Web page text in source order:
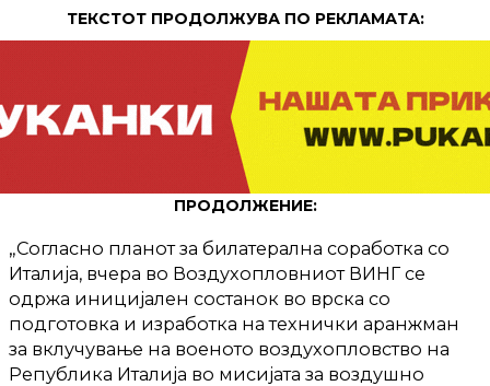
ТЕКСТОТ ПРОДОЛЖУВА ПО РЕКЛАМАТА:
ПРОДОЛЖЕНИЕ:
„Согласно планот за билатерална соработка со
Италија, вчера во Воздухопловниот ВИНГ се
одржа иницијален состанок во врска со
подготовка и изработка на технички аранжман
за вклучување на военото воздухопловство на
Република Италија во мисијата за воздушно